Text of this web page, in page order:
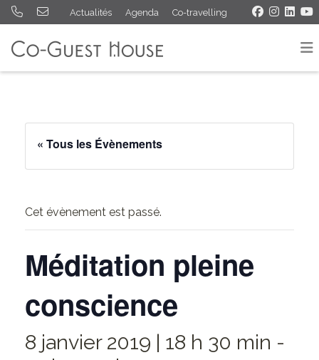
Actualités Agenda Co-travelling
« Tous les Évènements
Cet évènement est passé.
Méditation pleine
conscience
8 janvier 2019 | 18 h 30 min -